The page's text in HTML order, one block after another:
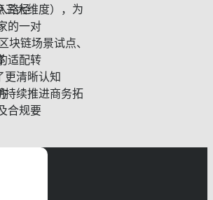
路径
的一对
适配转
合规要
大维度），为
链场景试点、
更清晰认知
持续推进商务拓